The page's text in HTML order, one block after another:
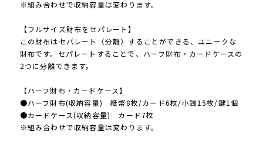
※組み合わせで収納容量は変わります。
【フルサイズ財布をセパレート】
この財布はセパレート（分離）することができる、ユニークな
財布です。セパレートすることで、ハーフ財布・カードケースの
2つに分離できます。
【ハーフ財布・カードケース】
●ハーフ財布(収納容量) 紙幣8枚/カード6枚/小銭15枚/鍵1個
●カードケース(収納容量) カード7枚
※組み合わせで収納容量は変わります。